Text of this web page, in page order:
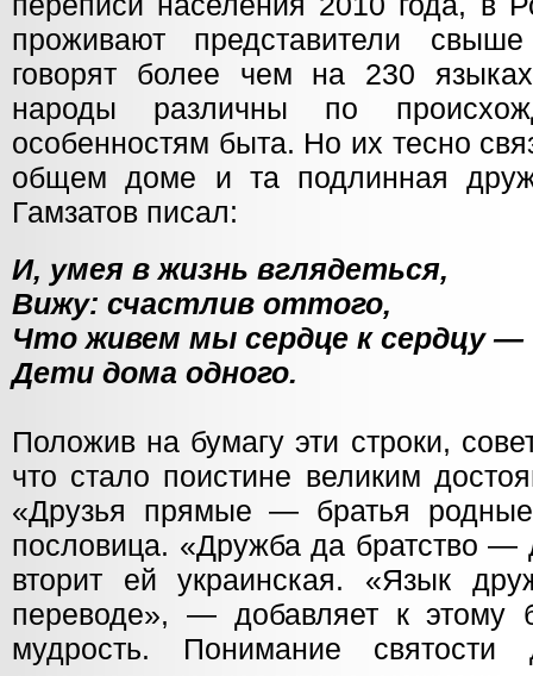
проживают представители
говорят более чем на 230
народы различны по
особенностям быта. Но их тесно
общем доме и та подлинная
Гамзатов писал:
И, умея в жизнь вглядеться,
Вижу: счастлив оттого,
Что живем мы сердце к сердцу —
Дети дома одного.
Положив на бумагу эти строки,
что стало поистине великим
«Друзья прямые — братья
пословица. «Дружба да братство —
вторит ей украинская. «Язык
переводе», — добавляет к этому
мудрость. Понимание святости